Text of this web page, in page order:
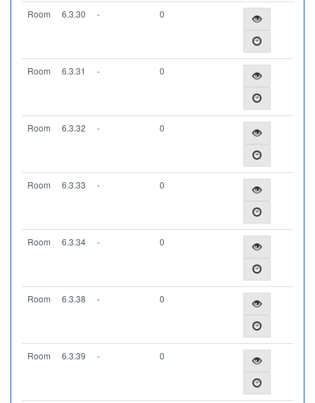
Room 6.3.30 - 0
Room 6.3.31 - 0
Room 6.3.32 - 0
Room 6.3.33 - 0
Room 6.3.34 - 0
Room 6.3.38 - 0
Room 6.3.39 - 0